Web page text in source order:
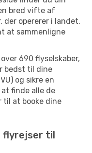
bred vifte af
der opererer i landet.
at sammenligne
690 flyselskaber,
bedst til dine
og sikre en
finde alle de
til at booke dine
flyrejser til